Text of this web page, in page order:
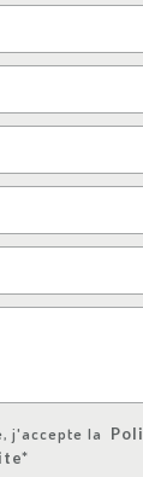
j'accepte la